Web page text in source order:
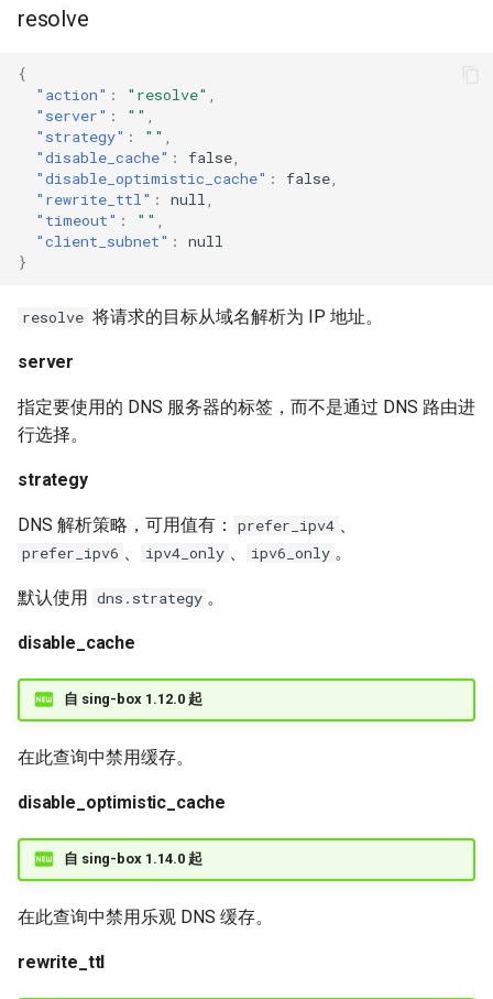
resolve
{
"action" : "resolve" ,
"server" : "" ,
"strategy" : "" ,
"disable_cache" : false,
"disable_optimistic_cache" : false,
"rewrite_ttl" : null,
"timeout" : "" ,
"client_subnet" :
null
}
resolve 将请求的目标从域名解析为 IP 地址。
server
指定要使用的 DNS 服务器的标签，而不是通过 DNS 路由进
行选择。
strategy
DNS 解析策略，可用值有： prefer_ipv4
prefer_ipv6 ipv4_only ipv6_only 。
默认使用 dns.strategy 。
disable_cache
自 sing-box 1.12.0 起
在此查询中禁用缓存。
disable_optimistic_cache
自 sing-box 1.14.0 起
在此查询中禁用乐观 DNS 缓存。
rewrite_ttl